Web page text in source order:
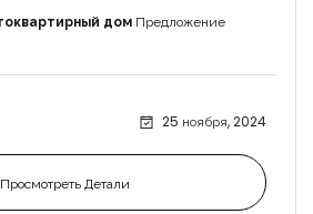
дом Предложение
25 ноября, 2024
Просмотреть Детали